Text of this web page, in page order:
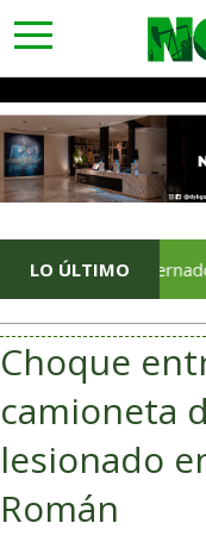
toggle
navigation
LO ÚLTIMO
Gobernadora Rocío
Choque
camioneta
lesionado
Román